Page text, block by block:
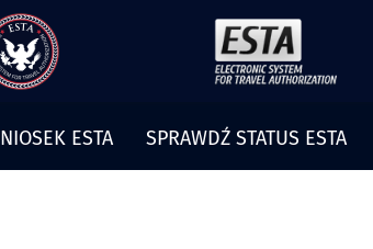
ESTA SPRAWDŹ STATUS ESTA